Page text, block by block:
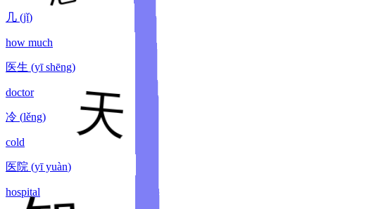
几 (jǐ)
how much
医生 (yī shēng)
doctor
冷 (lěng)
cold
医院 (yī yuàn)
hospital